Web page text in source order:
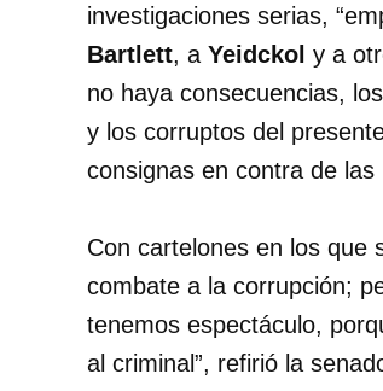
investigaciones serias,
Bartlett, a Yeidckol y a
no haya consecuencias,
y los corruptos del
consignas en contra de
Con cartelones en los que
combate a la corrupción;
tenemos espectáculo,
al criminal”, refirió la